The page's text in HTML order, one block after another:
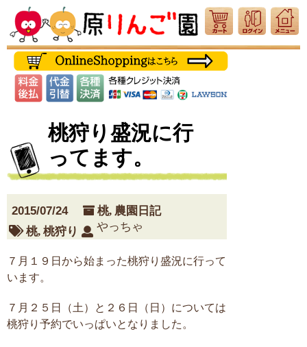
桃狩り盛況に行
ってます。
2015/07/24 桃, 農園日記
桃, 桃狩り やっちゃ
７月１９日から始まった桃狩り盛況に行って
います。
７月２５日（土）と２６日（日）については
桃狩り予約でいっぱいとなりました。